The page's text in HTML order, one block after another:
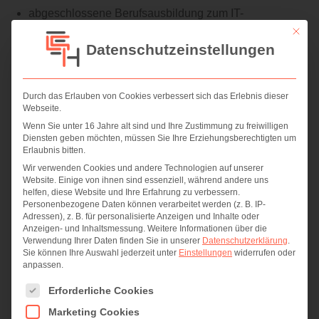
abgeschlossene Berufsausbildung zum IT-
Systemkaufmann oder vergleichbare
verhandlungssichere Sprachkenntnisse: Deutsch,
Englisch in Wort und Schrift
Kommunikationsfähigkeit mit guter Rhetorik und das
Erklären von komplexen Sachverhalten
gutes und breit gefächerte IT-Kenntnisse und das
Interesse an neuen IT-Themen
gute BWL-Kenntnisse und ein wirtschaftliches
Verständnis für den IT-Markt
Professionalität gegenüber Kunden und
eigenverantwortliches Arbeiten
soziale Kompetenz und ausgeprägte Teamfähigkeit
Dich erwartet ein attraktiver Arbeitsplatz in Worbis, im
Herzen Deutschlands. Innovation, Motivation,
Mit
Datenschutzeinstellungen
Durch das Erlauben von Cookies verbessert sich das Erlebnis dieser
Webseite.
Wenn Sie unter 16 Jahre alt sind und Ihre Zustimmung zu freiwilligen
Diensten geben möchten, müssen Sie Ihre Erziehungsberechtigten um
Erlaubnis bitten.
Wir verwenden Cookies und andere Technologien auf unserer
Website. Einige von ihnen sind essenziell, während andere uns
helfen, diese Website und Ihre Erfahrung zu verbessern.
Personenbezogene Daten können verarbeitet werden (z. B. IP-
Adressen), z. B. für personalisierte Anzeigen und Inhalte oder
Anzeigen- und Inhaltsmessung. Weitere Informationen über die
Verwendung Ihrer Daten finden Sie in unserer Datenschutzerklärung.
Sie können Ihre Auswahl jederzeit unter Einstellungen widerrufen oder
anpassen.
Es folgt eine Liste der Service-Gruppen, für die eine
Erforderliche Cookies
Marketing Cookies